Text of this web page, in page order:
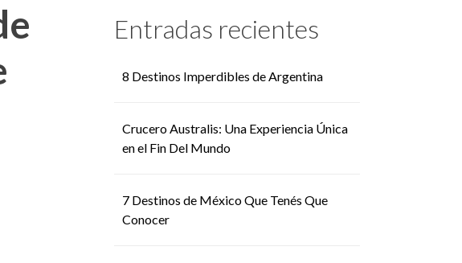
Entradas recientes
8 Destinos Imperdibles de Argentina
Crucero Australis: Una Experiencia Única
en el Fin Del Mundo
7 Destinos de México Que Tenés Que
Conocer